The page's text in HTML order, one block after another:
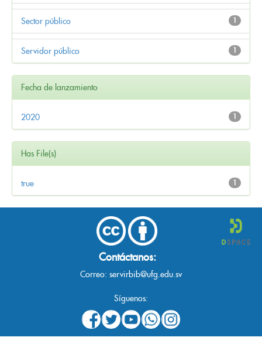
1
Sector público
1
Servidor público
Fecha de lanzamiento
1
2020
Has File(s)
1
true
Contáctanos:
Correo: servirbib@ufg.edu.sv
Síguenos: